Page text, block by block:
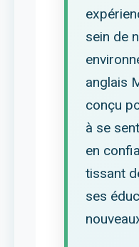
sein de
anglais
conçu
à se
en
tissant
ses